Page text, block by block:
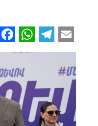
Fa
ce
b
o
o
k
W
h
s
A
p
Te
le
gr
a
m
m
ail